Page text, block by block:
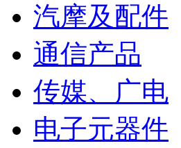
汽摩及配件
通信产品
传媒、广电
电子元器件